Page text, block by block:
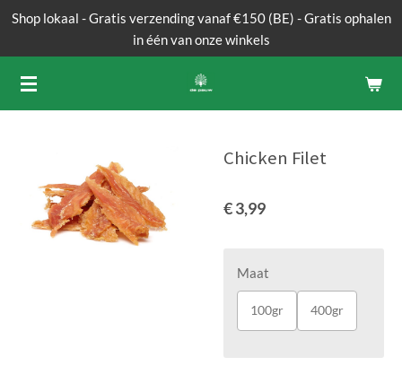
Ga
naar
de
Shop lokaal - Gratis verzending vanaf €150 (BE) - Gratis ophalen
in één van onze winkels
Chicken Filet
€ 3,99
Maat
100gr 400gr